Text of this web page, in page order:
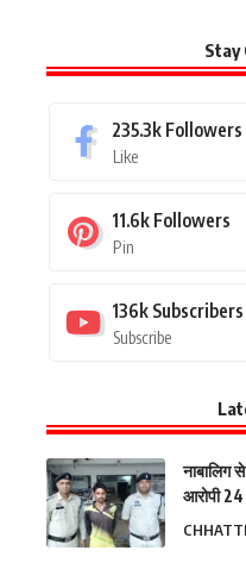
Stay
235.3k Followers
Like
11.6k Followers
Pin
136k Subscribers
Subscribe
नाबालिग
आरोपी